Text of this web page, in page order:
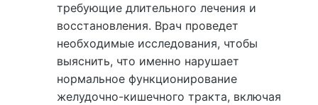
требующие длительного лечения и
восстановления. Врач проведет
необходимые исследования, чтобы
выяснить, что именно нарушает
нормальное функционирование
желудочно-кишечного тракта, включая